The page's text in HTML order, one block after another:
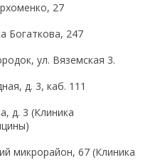
в течение суток
Если в ночное время у
мочеиспускания не
в общую емкость
(в 6-8 часов утра,
получения
необходимо тщательно
27
Богаткова, 247
ул. Вяземская 3.
д. 3, каб. 111
д. 3 (Клиника
микрорайон, 67 (Клиника